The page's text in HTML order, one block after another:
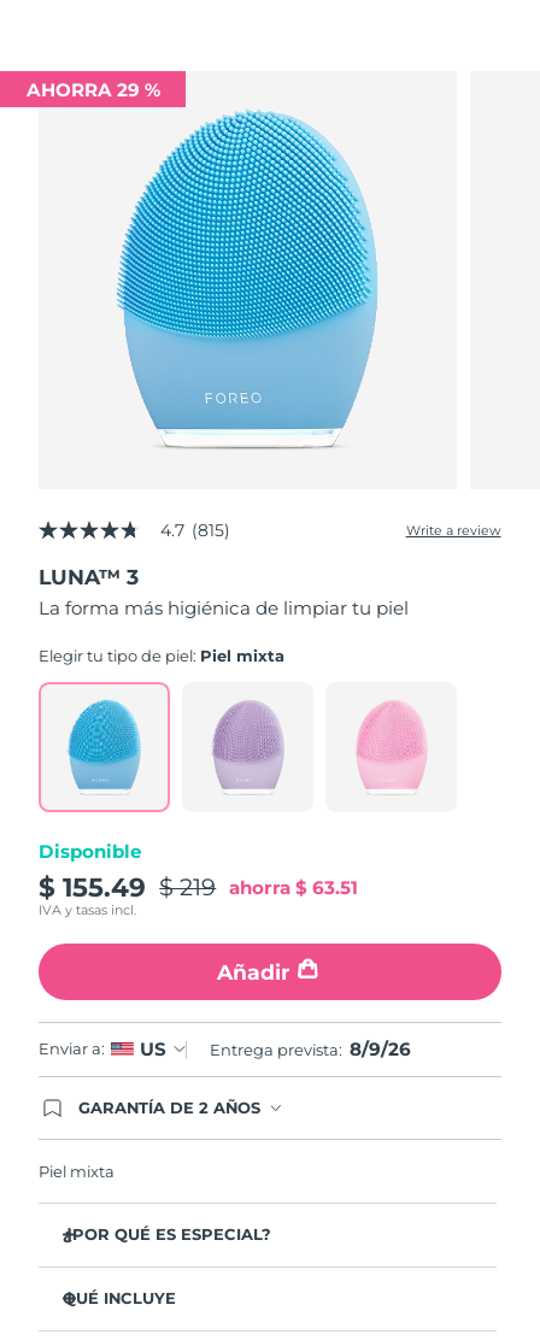
AHORRA 29 %
4.7
of
5
stars,
rating
Read
Reviews.
Same
page
link.
4.7 (815) Write a review
LUNA™ 3
La forma más higiénica de limpiar tu piel
Elegir tu tipo de piel: Piel mixta
Disponible
$ 155.49 $ 219 ahorra$ 63.51
IVA y tasas incl.
Añadir
Enviar a: US Entrega prevista: 8/9/26
GARANTÍA DE 2 AÑOS
de tener algún problema durante los 2 años
producto sin cargo alguno.
Piel mixta
¿POR QUÉ ES ESPECIAL?
maquillaje de la piel. Clínicamente probado.
Elimina las impurezas que se acumulan en los poros,
QUÉ INCLUYE